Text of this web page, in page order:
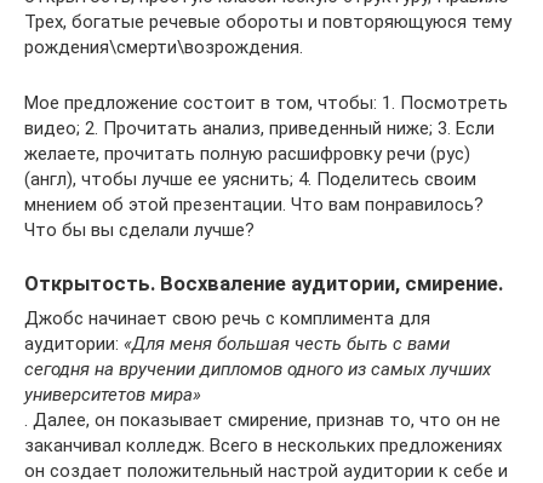
Трех, богатые речевые обороты и повторяющуюся тему
рождения\смерти\возрождения.
Мое предложение состоит в том, чтобы: 1. Посмотреть
видео; 2. Прочитать анализ, приведенный ниже; 3. Если
желаете, прочитать полную расшифровку речи (рус)
(англ), чтобы лучше ее уяснить; 4. Поделитесь своим
мнением об этой презентации. Что вам понравилось?
Что бы вы сделали лучше?
Открытость. Восхваление аудитории, смирение.
Джобс начинает свою речь с комплимента для
аудитории: «Для меня большая честь быть с вами
сегодня на вручении дипломов одного из самых лучших
университетов мира»
. Далее, он показывает смирение, признав то, что он не
заканчивал колледж. Всего в нескольких предложениях
он создает положительный настрой аудитории к себе и